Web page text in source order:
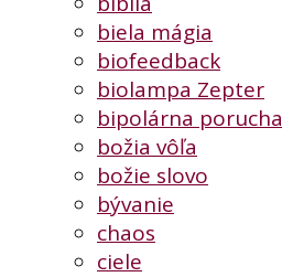
biela mágia
biofeedback
biolampa Zepter
bipolárna porucha
božia vôľa
božie slovo
bývanie
chaos
ciele